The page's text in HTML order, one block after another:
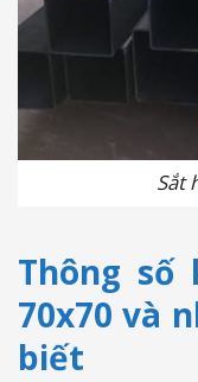
Sắt
Thông
70x70 và
biết